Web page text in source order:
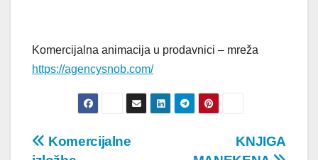
Komercijalna animacija u prodavnici – mreža
https://agencysnob.com/
Post
KNJIGA
Komercijalne